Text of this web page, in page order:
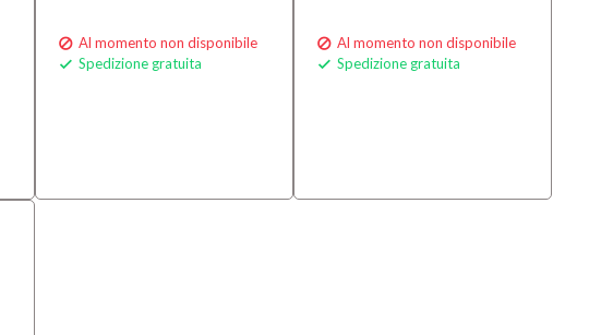
 Al momento non disponibile
 Spedizione gratuita
 Al momento non disponibile
 Spedizione gratuita